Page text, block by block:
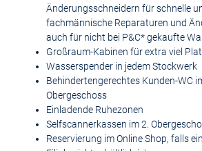
Änderungsschneidern für schnelle
fachmännische Reparaturen und
auch für nicht bei P&C* gekaufte
Großraum-Kabinen für extra viel Plat
Wasserspender in jedem Stockwerk
Behindertengerechtes Kunden-WC
Obergeschoss
Einladende Ruhezonen
Selfscannerkassen im 2.
Reservierung im Online Shop, falls